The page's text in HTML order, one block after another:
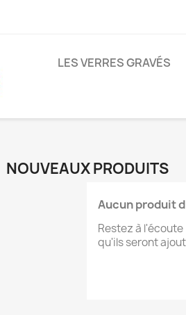
LES VERRES GRAVÉS
NOUVEAUX PRODUITS
Aucun produit
Restez à
qu'ils seront